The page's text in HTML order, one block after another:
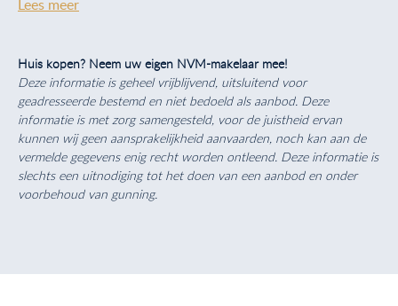
Lees meer
Huis kopen? Neem uw eigen NVM-makelaar mee!
Deze informatie is geheel vrijblijvend, uitsluitend voor
geadresseerde bestemd en niet bedoeld als aanbod. Deze
informatie is met zorg samengesteld, voor de juistheid ervan
kunnen wij geen aansprakelijkheid aanvaarden, noch kan aan de
vermelde gegevens enig recht worden ontleend. Deze informatie is
slechts een uitnodiging tot het doen van een aanbod en onder
voorbehoud van gunning.